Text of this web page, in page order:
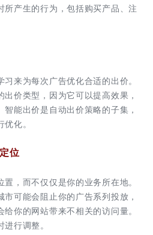
所产生的行为，包括购买产品、注
来为每次广告优化合适的出价。
价类型，因为它可以提高效果，
能出价是自动出价策略的子集，
化。
位
，而不仅仅是你的业务所在地。
可能会阻止你的广告系列投放，
你的网站带来不相关的访问量。
行调整。